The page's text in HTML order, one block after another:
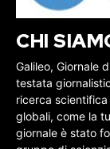
CHI
Galileo, Giornale
testata
ricerca
globali, come la
giornale è stato